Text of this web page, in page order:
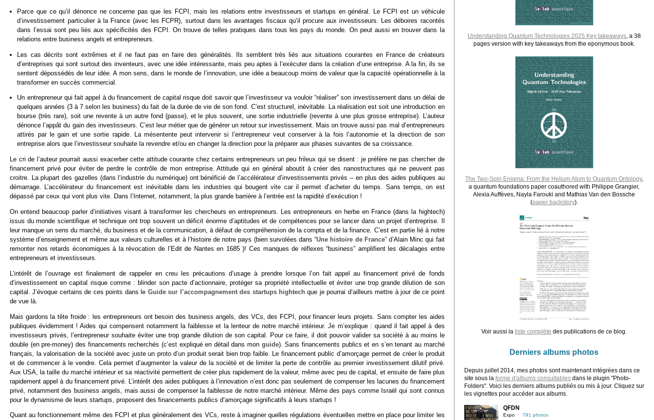
Parce que ce qu’il dénonce ne concerne pas que les FCPI, mais les relations entre investisseurs et startups en général. Le FCPI est un véhicule
d’investissement particulier à la France (avec les FCPR), surtout dans les avantages fiscaux qu’il procure aux investisseurs. Les déboires racontés
dans l’essai sont peu liés aux spécificités des FCPI. On trouve de telles pratiques dans tous les pays du monde. On peut aussi en trouver dans la
relations entre business angels et entrepreneurs.
Les cas décrits sont extrêmes et il ne faut pas en faire des généralités. Ils semblent très liés aux situations courantes en France de créateurs
d’entreprises qui sont surtout des inventeurs, avec une idée intéressante, mais peu aptes à l’exécuter dans la création d’une entreprise. A la fin, ils se
sentent dépossédés de leur idée. A mon sens, dans le monde de l’innovation, une idée a beaucoup moins de valeur que la capacité opérationnelle à la
transformer en succès commercial.
Un entrepreneur qui fait appel à du financement de capital risque doit savoir que l’investisseur va vouloir “réaliser” son investissement dans un délai de
quelques années (3 à 7 selon les business) du fait de la durée de vie de son fond. C’est structurel, inévitable. La réalisation est soit une introduction en
bourse (très rare), soit une revente à un autre fond (passe), et le plus souvent, une sortie industrielle (revente à une plus grosse entreprise). L’auteur
dénonce l’appât du gain des investisseurs. C’est leur métier que de générer un retour sur investissement. Mais on trouve aussi pas mal d’entrepreneurs
attirés par le gain et une sortie rapide. La mésentente peut intervenir si l’entrepreneur veut conserver à la fois l’autonomie et la direction de son
entreprise alors que l’investisseur souhaite la revendre et/ou en changer la direction pour la préparer aux phases suivantes de sa croissance.
Le cri de l’auteur pourrait aussi exacerber cette attitude courante chez certains entrepreneurs un peu frileux qui se disent : je préfère ne pas chercher de
financement privé pour éviter de perdre le contrôle de mon entreprise. Attitude qui en général aboutit à créer des nanostructures qui ne peuvent pas
croitre. La plupart des gazelles (dans l‘industrie du numérique) ont bénéficié de l’accélérateur d’investissements privés – en plus des aides publiques au
démarrage. L’accélérateur du financement est inévitable dans les industries qui bougent vite car il permet d’acheter du temps. Sans temps, on est
dépassé par ceux qui vont plus vite. Dans l’Internet, notamment, la plus grande barrière à l’entrée est la rapidité d’exécution !
On entend beaucoup parler d’initiatives visant à transformer les chercheurs en entrepreneurs. Les entrepreneurs en herbe en France (dans la hightech)
issus du monde scientifique et technique ont trop souvent un déficit énorme d’aptitudes et de compétences pour se lancer dans un projet d’entreprise. Il
leur manque un sens du marché, du business et de la communication, à défaut de compréhension de la compta et de la finance. C’est en partie lié à notre
système d’enseignement et même aux valeurs culturelles et à l’histoire de notre pays (bien survolées dans “Une histoire de France” d’Alain Minc qui fait
remonter nos retards économiques à la révocation de l’Edit de Nantes en 1685 )! Ces manques de réflexes “business” amplifient les décalages entre
entrepreneurs et investisseurs.
L’intérêt de l’ouvrage est finalement de rappeler en creu les précautions d’usage à prendre lorsque l’on fait appel au financement privé de fonds
d’investissement en capital risque comme : blinder son pacte d’actionnaire, protéger sa propriété intellectuelle et éviter une trop grande dilution de son
capital. J’évoque certains de ces points dans le Guide sur l’accompagnement des startups hightech que je pourrai d’ailleurs mettre à jour de ce point
de vue là.
Mais gardons la tête froide : les entrepreneurs ont besoin des business angels, des VCs, des FCPI, pour financer leurs projets. Sans compter les aides
publiques évidemment ! Aides qui compensent notamment la faiblesse et la lenteur de notre marché intérieur. Je m’explique : quand il fait appel à des
investisseurs privés, l’entrepreneur souhaite éviter une trop grande dilution de son capital. Pour ce faire, il doit pouvoir valider sa société à au moins le
double (en pre-money) des financements recherchés (c’est expliqué en détail dans mon guide). Sans financements publics et en s’en tenant au marché
français, la valorisation de la société avec juste un proto d’un produit serait bien trop faible. Le financement public d’amorçage permet de créer le produit
et de commencer à le vendre. Cela permet d’augmenter la valeur de la société et de limiter la perte de contrôle au premier investissement dilutif privé.
Aux USA, la taille du marché intérieur et sa réactivité permettent de créer plus rapidement de la valeur, même avec peu de capital, et ensuite de faire plus
rapidement appel à du financement privé. L’intérêt des aides publiques à l’innovation n’est donc pas seulement de compenser les lacunes du financement
privé, notamment des business angels, mais aussi de compenser la faiblesse de notre marché intérieur. Même des pays comme Israël qui sont connus
pour le dynamisme de leurs startups, proposent des financements publics d’amorçage significatifs à leurs startups !
Quant au fonctionnement même des FCPI et plus généralement des VCs, reste à imaginer quelles régulations éventuelles mettre en place pour limiter les
Understanding Quantum Technologies 2025 Key takeaways, a 38
pages version with key takeaways from the eponymous book.
The Two-Spin Enigma: From the Helium Atom to Quantum Ontology,
a quantum foundations paper coauthored with Philippe Grangier,
Alexia Auffèves, Nayla Farouki and Mathias Van den Bossche
(paper backstory).
Voir aussi la liste complète des publications de ce blog.
Derniers albums photos
Depuis juillet 2014, mes photos sont maintenant intégrées dans ce
site sous la forme d'albums consultablesdans le plugin "Photo-
Folders". Voici les derniers albums publiés ou mis à jour. Cliquez sur
les vignettes pour accéder aux albums.
QFDN
Expo 791 photos